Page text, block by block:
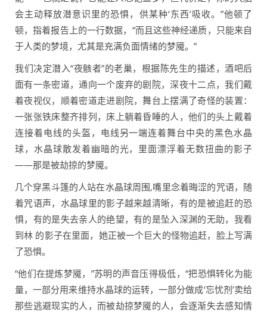
会主动释放潜意识里的恐惧，供某种‘东西’吸收。”他顿了
顿，指着报告上的一行数据，“而且这些神经递质，只能来自
于人类的梦境，尤其是充满负面情绪的梦魇。”
我们决定潜入“夜骸者”的老巢，根据陈先生的描述，酒吧后
面有一条密道，通向一个废弃的剧院，深夜十二点，我们戴
着夜视仪，顺着密道走进剧院，舞台上摆满了奇怪的装置：
一张张铁床整齐排列，床上躺着昏睡的人，他们的头上戴着
连接着电线的头盔，电线另一端连着舞台中央的黑色水晶
球，水晶球散发着幽暗的光，里面漂浮着无数扭曲的影子
——那是被劫掠的梦魇。
几个穿黑斗篷的人站在水晶球周围,嘴里念着晦涩的咒语，随
着咒语声，水晶球里的影子越来越清晰，有的是被追赶的恐
惧，有的是失去亲人的绝望，有的是坠入深渊的无助，我看
到林 的影子在里面，她正被一个巨大的怪物追赶，脸上写满
了恐惧。
“他们在提炼梦魇，”苏明的声音压得极低，“把恐惧转化为能
量，一部分用来维持水晶球的运转，一部分做成‘忘忧剂’卖给
那些逃避现实的人，而被劫掠梦魇的人，会逐渐失去感知情